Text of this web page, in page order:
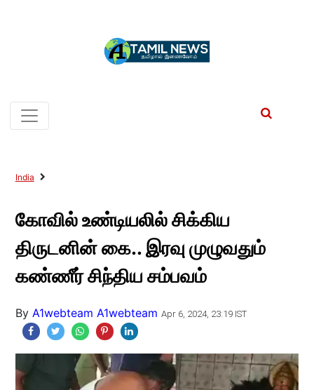
India
கோவில் உண்டியலில் சிக்கிய
திருடனின் கை.. இரவு முழுவதும்
கண்ணீர் சிந்திய சம்பவம்
By A1webteam A1webteam Apr 6, 2024, 23:19 IST